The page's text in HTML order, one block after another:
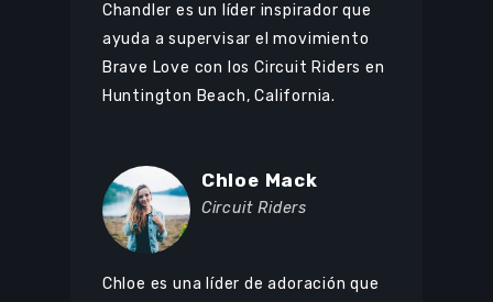
Chandler es un líder inspirador que
ayuda a supervisar el movimiento
Brave Love con los Circuit Riders en
Huntington Beach, California.
Chloe Mack
Circuit Riders
Chloe es una líder de adoración que
Sign Up